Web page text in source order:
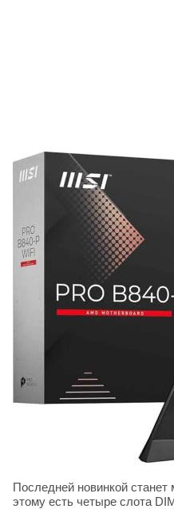
Последней новинкой
этому есть четыре слота